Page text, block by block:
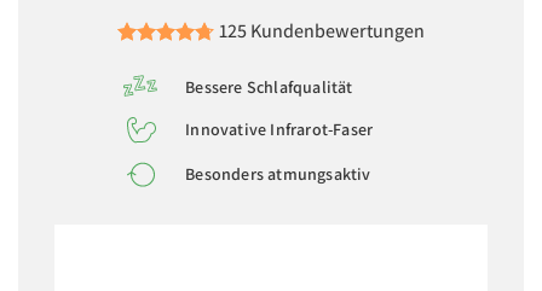
125 Kundenbewertungen
Bessere Schlafqualität
Innovative Infrarot-Faser
Besonders atmungsaktiv